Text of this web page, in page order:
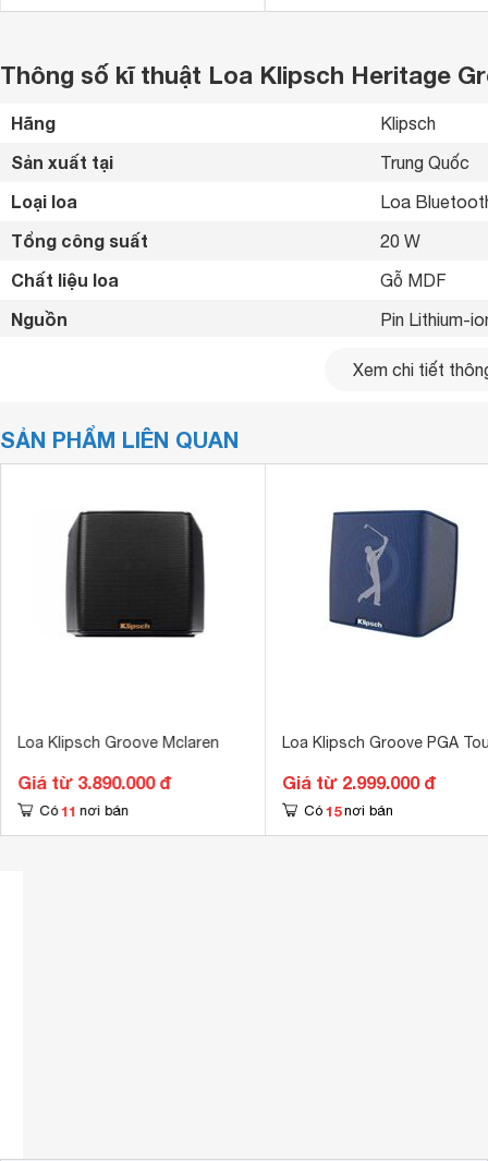
Thông số kĩ thuật Loa Klipsch Heritage
Hãng Klipsch
Sản xuất tại Trung Quốc
Loại loa Loa
Tổng công suất 20 W
Chất liệu loa Gỗ MDF
Nguồn Pin Lithium-
65Hz–22kHz
Kết nối không dây
Kích thước loa chính 127 x 152 x
Khối lượng loa chính 0.99 kg
Xem chi tiết
SẢN PHẨM LIÊN QUAN
Loa Klipsch Groove Mclaren
Giá từ 3.890.000 đ
Có 11 nơi bán
Loa Klipsch Groove PGA
Giá từ 2.999.000 đ
Có 15 nơi bán